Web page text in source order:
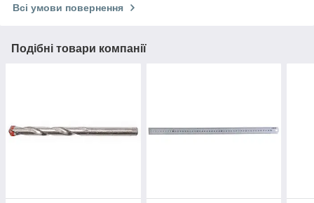
Всі умови повернення
Подібні товари компанії